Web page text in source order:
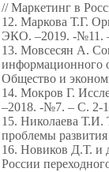
// Маркетинг в
12. Маркова Т.Г.
ЭКО. –2019. -№11.
13. Мовсесян А.
информационного
Общество и
14. Мокров Г.
–2018. -№7. – С. 2-
15. Николаева Т.И.
проблемы
16. Новиков Д.Т. и
России